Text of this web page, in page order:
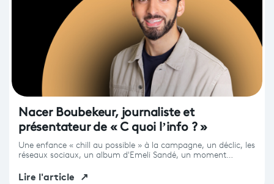
Nacer Boubekeur, journaliste et
présentateur de « C quoi l’info ? »
Une enfance « chill au possible » à la campagne, un déclic, les
réseaux sociaux, un album d'Emeli Sandé, un moment…
Lire l'article ↗